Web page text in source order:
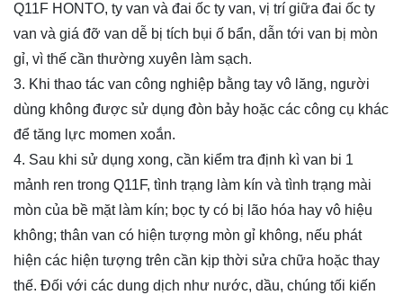
Q11F HONTO, ty van và đai ốc ty van, vị trí giữa đai ốc ty
van và giá đỡ van dễ bị tích bụi ố bẩn, dẫn tới van bị mòn
gỉ, vì thế cần thường xuyên làm sạch.
3. Khi thao tác van công nghiệp bằng tay vô lăng, người
dùng không được sử dụng đòn bảy hoặc các công cụ khác
để tăng lực momen xoắn.
4. Sau khi sử dụng xong, cần kiểm tra định kì van bi 1
mảnh ren trong Q11F, tình trạng làm kín và tình trạng mài
mòn của bề mặt làm kín; bọc ty có bị lão hóa hay vô hiệu
không; thân van có hiện tượng mòn gỉ không, nếu phát
hiện các hiện tượng trên cần kịp thời sửa chữa hoặc thay
thế. Đối với các dung dịch như nước, dầu, chúng tối kiến